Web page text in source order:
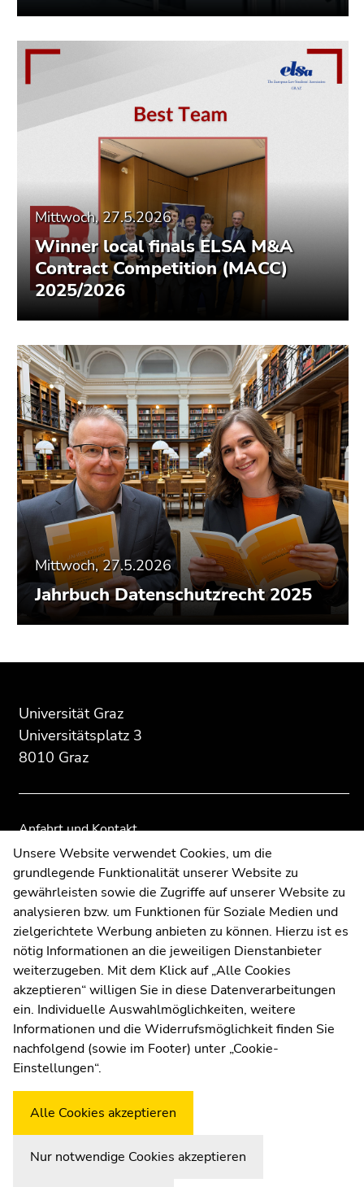
Mittwoch, 27.5.2026
Winner local finals ELSA M&A
Contract Competition (MACC)
2025/2026
Mittwoch, 27.5.2026
Jahrbuch Datenschutzrecht 2025
Seitenbereichs:
Zusatzinformationen:
Universität Graz
Universitätsplatz 3
8010 Graz
Anfahrt und Kontakt
Kommunikation und Öffentlichkeitsarbeit
Moodle
UNIGRAZonline
Impressum
Datenschutzerklärung
Cookie-Einstellungen
Barrierefreiheitserklärung
WetterstationUni Graz
Seitenbereichs.
Übersicht
Seitenbereichs.
Übersicht
Unsere Website verwendet Cookies, um die
grundlegende Funktionalität unserer Website zu
gewährleisten sowie die Zugriffe auf unserer Website zu
analysieren bzw. um Funktionen für Soziale Medien und
zielgerichtete Werbung anbieten zu können. Hierzu ist es
nötig Informationen an die jeweiligen Dienstanbieter
weiterzugeben. Mit dem Klick auf „Alle Cookies
akzeptieren“ willigen Sie in diese Datenverarbeitungen
ein. Individuelle Auswahlmöglichkeiten, weitere
Informationen und die Widerrufsmöglichkeit finden Sie
nachfolgend (sowie im Footer) unter „Cookie-
Einstellungen“.
Alle Cookies akzeptieren
Nur notwendige Cookies akzeptieren